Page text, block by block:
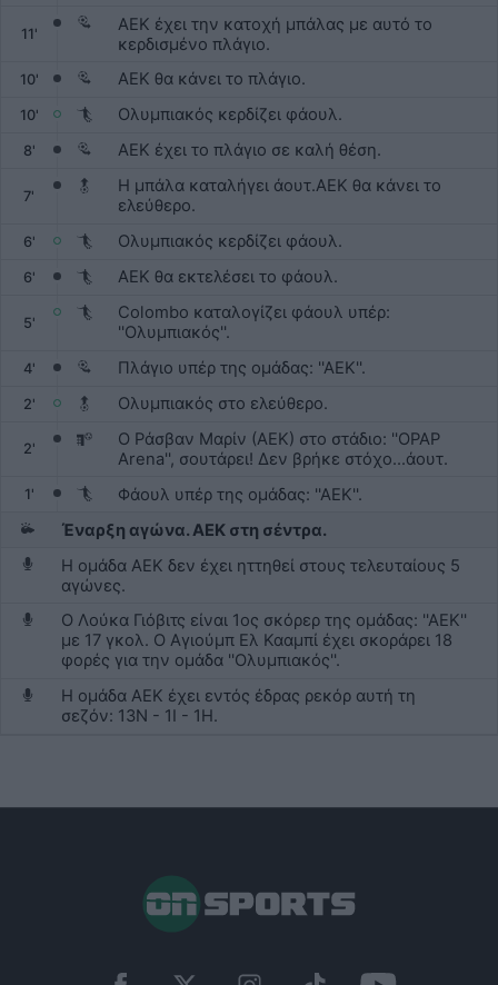
11'
ΑΕΚ έχει την κατοχή μπάλας με αυτό το
κερδισμένο πλάγιο.
10' ΑΕΚ θα κάνει το πλάγιο.
10' Ολυμπιακός κερδίζει φάουλ.
8' ΑΕΚ έχει το πλάγιο σε καλή θέση.
7'
Η μπάλα καταλήγει άουτ.ΑΕΚ θα κάνει το
ελεύθερο.
6' Ολυμπιακός κερδίζει φάουλ.
6' ΑΕΚ θα εκτελέσει το φάουλ.
5'
Colombo καταλογίζει φάουλ υπέρ:
''Ολυμπιακός''.
4' Πλάγιο υπέρ της ομάδας: ''ΑΕΚ''.
2' Ολυμπιακός στο ελεύθερο.
2'
Ο Ράσβαν Μαρίν (ΑΕΚ) στο στάδιο: ''OPAP
Arena'', σουτάρει! Δεν βρήκε στόχο...άουτ.
1'
Φάουλ υπέρ της ομάδας: ''ΑΕΚ''.
Έναρξη αγώνα. ΑΕΚ στη σέντρα.
Η ομάδα ΑΕΚ δεν έχει ηττηθεί στους τελευταίους 5
αγώνες.
Ο Λούκα Γιόβιτς είναι 1ος σκόρερ της ομάδας: ''ΑΕΚ''
με 17 γκολ. Ο Αγιούμπ Ελ Κααμπί έχει σκοράρει 18
φορές για την ομάδα ''Ολυμπιακός''.
Η ομάδα ΑΕΚ έχει εντός έδρας ρεκόρ αυτή τη
σεζόν: 13N - 1I - 1Η.